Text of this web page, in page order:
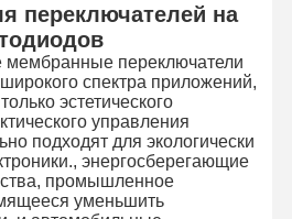
Свяжитесь С
Нами
переключателей на
переключатели
спектра приложений,
эстетического
управления
подходят для экологически
энергосберегающие
промышленное
уменьшить